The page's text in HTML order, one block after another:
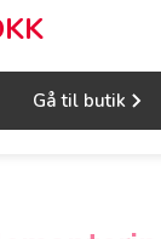
Gå til butik